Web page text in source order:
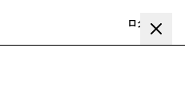
ログイン